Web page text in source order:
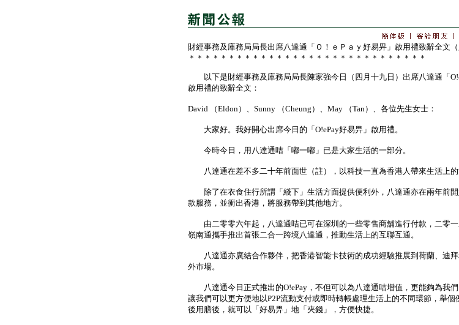
財經事務及庫務局局長出席八達通「Ｏ！ｅＰａｙ好易畀」啟用禮致辭全文（
＊＊＊＊＊＊＊＊＊＊＊＊＊＊＊＊＊＊＊＊＊＊＊＊＊＊＊＊＊＊
以下是財經事務及庫務局局長陳家強今日（四月十九日）出席八達通「
啟用禮的致辭全文：
David （Eldon）、Sunny （Cheung）、May （Tan）、各位先生女士：
大家好。我好開心出席今日的「O!ePay好易畀」啟用禮。
今時今日，用八達通咭「嘟一嘟」已是大家生活的一部分。
八達通在差不多二十年前面世（註），以科技一直為香港人帶來生活上的
除了在衣食住行所謂「綫下」生活方面提供便利外，八達通亦在兩年前
款服務，並衝出香港，將服務帶到其他地方。
由二零零六年起，八達通咭已可在深圳的一些零售商舖進行付款，二零一
嶺南通攜手推出首張二合一跨境八達通，推動生活上的互聯互通。
八達通亦廣結合作夥伴，把香港智能卡技術的成功經驗推展到荷蘭、迪
外市場。
八達通今日正式推出的O!ePay，不但可以為八達通咭增值，更能夠為我們
讓我們可以更方便地以P2P流動支付或即時轉帳處理生活上的不同環節，舉個
後用膳後，就可以「好易畀」地「夾錢」，方便快捷。